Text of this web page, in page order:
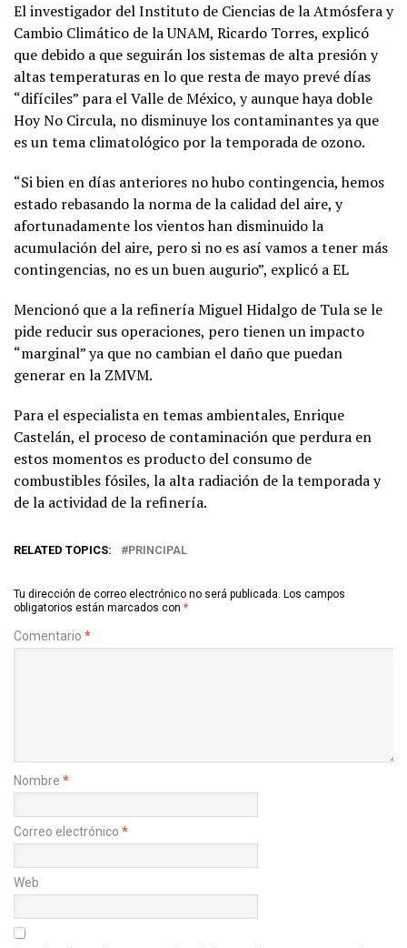
El investigador del Instituto de Ciencias de la Atmósfera y
Cambio Climático de la UNAM, Ricardo Torres, explicó
que debido a que seguirán los sistemas de alta presión y
altas temperaturas en lo que resta de mayo prevé días
“difíciles” para el Valle de México, y aunque haya doble
Hoy No Circula, no disminuye los contaminantes ya que
es un tema climatológico por la temporada de ozono.
“Si bien en días anteriores no hubo contingencia, hemos
estado rebasando la norma de la calidad del aire, y
afortunadamente los vientos han disminuido la
acumulación del aire, pero si no es así vamos a tener más
contingencias, no es un buen augurio”, explicó a EL
Mencionó que a la refinería Miguel Hidalgo de Tula se le
pide reducir sus operaciones, pero tienen un impacto
“marginal” ya que no cambian el daño que puedan
generar en la ZMVM.
Para el especialista en temas ambientales, Enrique
Castelán, el proceso de contaminación que perdura en
estos momentos es producto del consumo de
combustibles fósiles, la alta radiación de la temporada y
de la actividad de la refinería.
RELATED TOPICS: PRINCIPAL
Tu dirección de correo electrónico no será publicada. Los campos
obligatorios están marcados con *
Comentario *
Nombre *
Correo electrónico *
Web